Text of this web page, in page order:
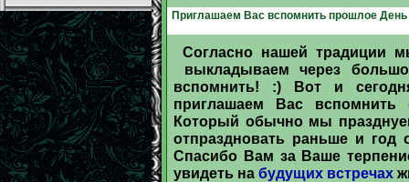
Приглашаем Вас вспомнить прошлое
Согласно нашей традиции
выкладываем через
вспомнить! :) Вот и
приглашаем Вас вспомнить
Который обычно мы
отпраздновать раньше и год
Спасибо Вам за Ваше
увидеть на будущих встречах